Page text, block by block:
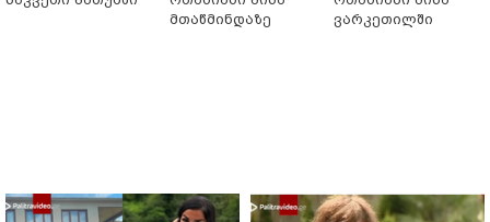
მთაწმინდაზე
ვარკეთილში